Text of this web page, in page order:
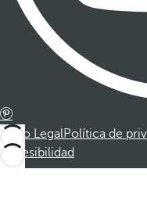
Aviso LegalPolítica de
Accesibilidad